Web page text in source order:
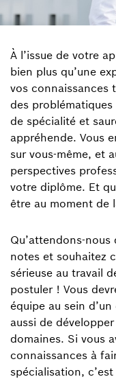
À l’issue de votre
bien plus qu’une
vos connaissances
des
de spécialité et
appréhende. Vous
sur vous-même, et
perspectives
votre diplôme. Et
être au moment de
Qu’attendons-
notes et souhaitez
sérieuse au travail
postuler ! Vous
équipe au sein
aussi de
domaines. Si vous
connaissances à
spécialisation,